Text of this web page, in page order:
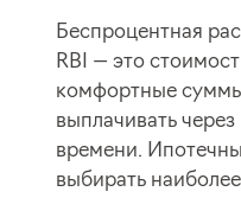
Беспроцентная
RBI — это
комфортные
выплачивать
времени.
выбирать